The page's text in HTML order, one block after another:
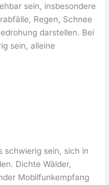
sein, insbesondere
Regen, Schnee
darstellen. Bei
sein, alleine
schwierig sein, sich in
Dichte Wälder,
Mobilfunkempfang